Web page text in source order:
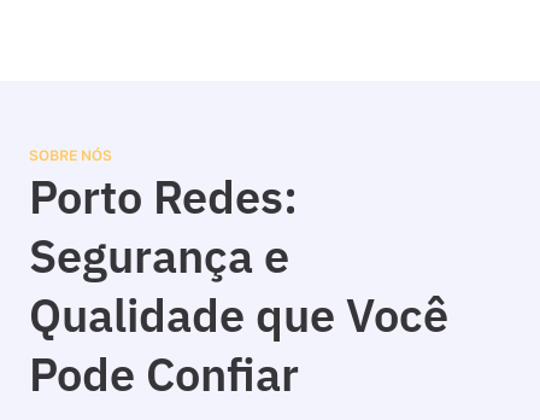
SOBRE NÓS
Porto Redes:
Segurança e
Qualidade que Você
Pode Confiar